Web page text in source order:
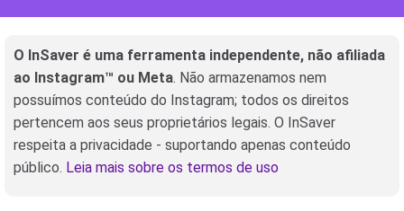
O InSaver é uma ferramenta independente, não afiliada
ao Instagram™ ou Meta. Não armazenamos nem
possuímos conteúdo do Instagram; todos os direitos
pertencem aos seus proprietários legais. O InSaver
respeita a privacidade - suportando apenas conteúdo
público. Leia mais sobre os termos de uso